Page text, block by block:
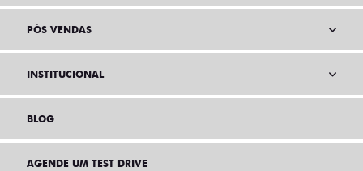
PÓS VENDAS
INSTITUCIONAL
BLOG
AGENDE UM TEST DRIVE